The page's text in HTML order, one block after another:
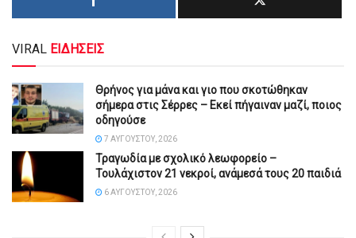
VIRAL ΕΙΔΗΣΕΙΣ
Θρήνος για μάνα και γιο που σκοτώθηκαν
σήμερα στις Σέρρες – Εκεί πήγαιναν μαζί, ποιος
οδηγούσε
7 ΑΥΓΟΎΣΤΟΥ, 2026
Τραγωδία με σχολικό λεωφορείο –
Τουλάχιστον 21 νεκροί, ανάμεσά τους 20 παιδιά
6 ΑΥΓΟΎΣΤΟΥ, 2026